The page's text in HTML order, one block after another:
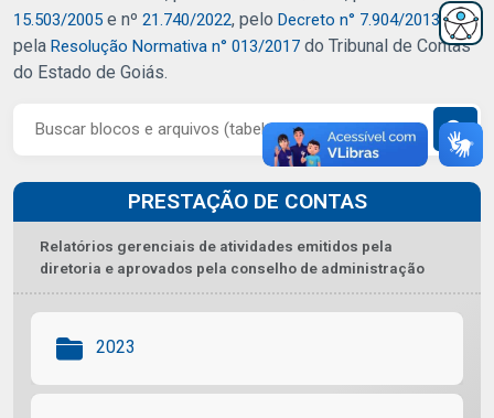
15.503/2005 e nº 21.740/2022, pelo Decreto n° 7.904/2013 e
pela Resolução Normativa n° 013/2017 do Tribunal de Contas
do Estado de Goiás.
PRESTAÇÃO DE CONTAS
Relatórios gerenciais de atividades emitidos pela
diretoria e aprovados pela conselho de administração
2023